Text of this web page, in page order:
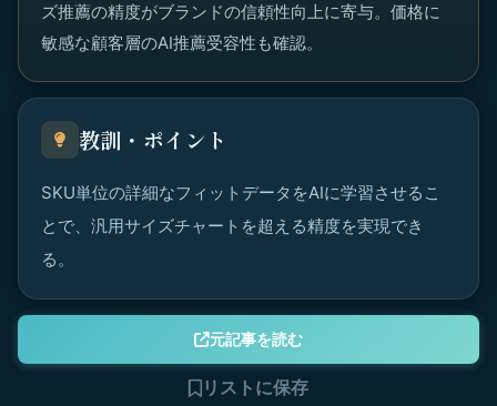
ズ推薦の精度がブランドの信頼性向上に寄与。価格に
敏感な顧客層のAI推薦受容性も確認。
教訓・ポイント
SKU単位の詳細なフィットデータをAIに学習させるこ
とで、汎用サイズチャートを超える精度を実現でき
る。
元記事を読む
リストに保存